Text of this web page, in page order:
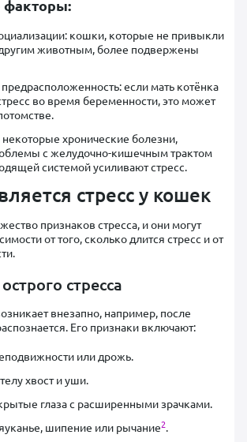
факторы:
кошки, которые не привыкли
животным, более подвержены
предрасположенность: если мать котёнка
во время беременности, это может
хронические болезни,
с желудочно-кишечным трактом
системой усиливают стресс.
стресс у кошек
признаков стресса, и они могут
от того, сколько длится стресс и от
стресса
внезапно, например, после
Его признаки включают:
или дрожь.
хвост и уши.
глаза с расширенными зрачками.
шипение или рычание2.